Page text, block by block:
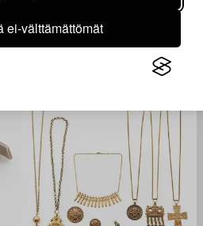
ei-välttämättömät
kohteita